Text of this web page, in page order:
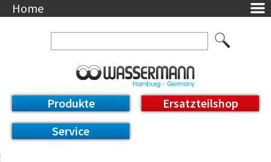
Home
Ansprechpartner
Datenschutzerklärung
Messetermine
Downloads
Feinwerk
Produkte
Ersatzteilshop
Service